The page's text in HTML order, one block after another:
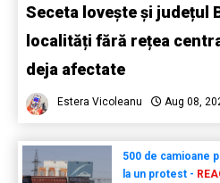
Seceta lovește și județul
localități fără rețea
deja afectate
Estera Vicoleanu Aug 08,
500 de camioane
la un protest -